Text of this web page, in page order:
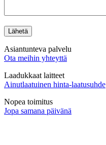
Asiantunteva palvelu
Ota meihin yhteyttä
Laadukkaat laitteet
Ainutlaatuinen hinta-laatusuhde
Nopea toimitus
Jopa samana päivänä